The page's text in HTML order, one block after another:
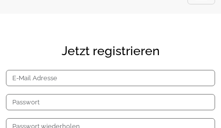
Jetzt registrieren